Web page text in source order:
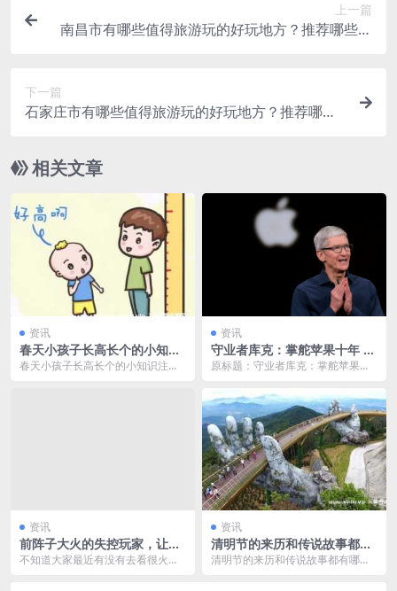
上一篇
南昌市有哪些值得旅游玩的好玩地方？推荐哪些？
下一篇
石家庄市有哪些值得旅游玩的好玩地方？推荐哪
相关文章
资讯
春天小孩子长高长个的小知识
注意事项有哪些？
春天小孩子长高长个的小知识注意
资讯
守业者库克：掌舵苹果十年 从
未想成为下一个乔布斯
原标题：守业者库克：掌舵苹果十
相信已经10年了...
资讯
前阵子大火的失控玩家，让我
们重新思考何为真实
不知道大家最近有没有去看很火的
资讯
清明节的来历和传说故事都有
哪些？你都知道吗？
清明节的来历和传说故事都有哪